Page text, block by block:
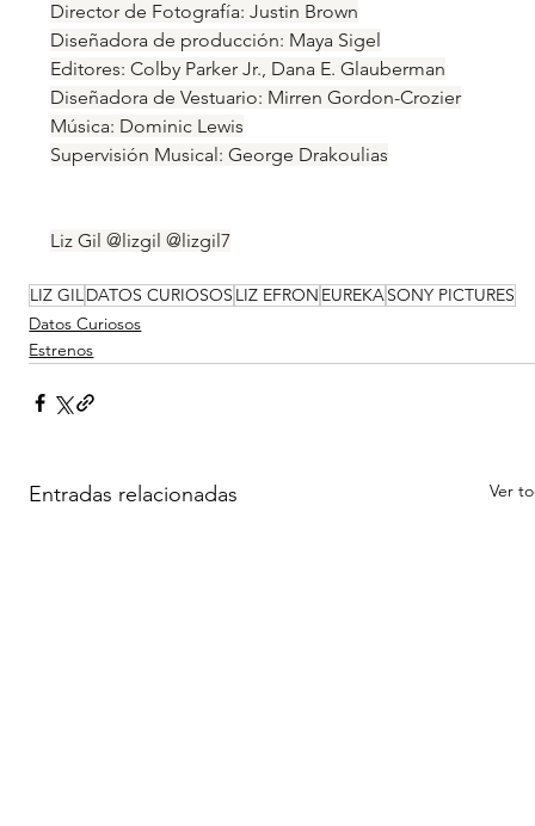
Director de Fotografía: Justin Brown
Diseñadora de producción: Maya Sigel
Editores: Colby Parker Jr., Dana E. Glauberman
Diseñadora de Vestuario: Mirren Gordon-Crozier
Música: Dominic Lewis
Supervisión Musical: George Drakoulias
Liz Gil @lizgil @lizgil7
LIZ GILDATOS CURIOSOS LIZ EFRON EUREKASONY PICTURES
Datos Curiosos
Estrenos
Entradas relacionadas Ver